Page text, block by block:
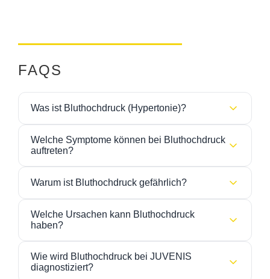
FAQS
Was ist Bluthochdruck (Hypertonie)?
Blutgefäßen dauerhaft erhöht ist. Unbehandelt kann
Welche Symptome können bei Bluthochdruck
auftreten?
Beschwerden. Mögliche Symptome sind:
Kopfschmerzen
Herzklopfen
Warum ist Bluthochdruck gefährlich?
Gefäße und kann langfristig zu:
Herz-Kreislauf-Erkrankungen
Schlaganfall
Welche Ursachen kann Bluthochdruck
haben?
genetische Veranlagung
Wie wird Bluthochdruck bei JUVENIS
diagnostiziert?